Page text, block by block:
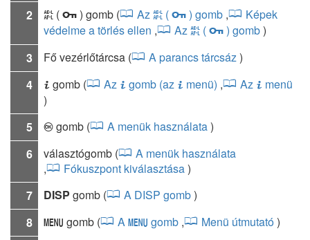
2
A ( g ) gomb ( AzA (g ) gomb ,
Képek
védelme a törlés ellen , AzA (g ) gomb)
3
Fő vezérlőtárcsa ( A parancs tárcsáz)
4
i gomb ( Az i gomb (az i menü) , Az i menü
)
5
J gomb ( A menük használata)
6
választógomb (
A menük használata
,
Fókuszpont kiválasztása)
7
DISP gomb ( A DISP gomb)
8
G gomb ( AG gomb , Menü útmutató)